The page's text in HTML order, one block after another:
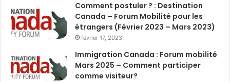
Comment postuler ? : Destination
Canada – Forum Mobilité pour les
étrangers (Février 2023 – Mars 2023)
février 17, 2023
Immigration Canada : Forum mobilité
Mars 2025 – Comment participer
comme visiteur?